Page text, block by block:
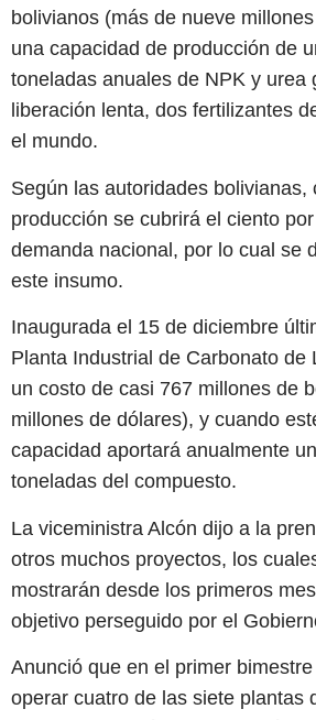
bolivianos (más de nueve
una capacidad de producción de
toneladas anuales de NPK y urea
liberación lenta, dos fertilizantes
el mundo.
Según las autoridades bolivianas,
producción se cubrirá el ciento
demanda nacional, por lo cual se
este insumo.
Inaugurada el 15 de diciembre
Planta Industrial de Carbonato de
un costo de casi 767 millones de
millones de dólares), y cuando
capacidad aportará anualmente
toneladas del compuesto.
La viceministra Alcón dijo a la
otros muchos proyectos, los
mostrarán desde los primeros
objetivo perseguido por el
Anunció que en el primer
operar cuatro de las siete plantas